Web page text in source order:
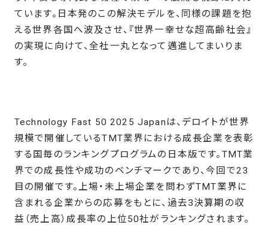
ています。日本発のこの解決モデルを、同様の課題を抱
える世界各国へ波及させ、『世界一幸せな超高齢社会』
の実現に向けて、全社一丸となって邁進してまいりま
す。
Technology Fast 50 2025 Japanは、デロイトが世界
規模で開催しているTMT業界における成長企業を表彰
する国毎のランキングプログラムの日本版です。TMT業
界での成長性や成功のベンチマークであり、今回で23
目の開催です。上場・未上場企業を問わずTMT業界に
含まれる企業からの応募をもとに、過去3決算期の収
益（売上高）成長率の上位50社がランキングされます。